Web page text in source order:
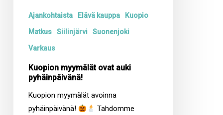
Ajankohtaista Elävä kauppa Kuopio
Matkus Siilinjärvi Suonenjoki
Varkaus
Kuopion myymälät ovat auki
pyhäinpäivänä!
Kuopion myymälät avoinna
pyhäinpäivänä!
Tahdomme